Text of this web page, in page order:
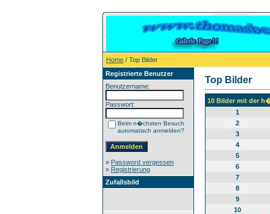
Home / Top Bilder
Registrierte Benutzer
Benutzername:
Passwort:
Beim n�chsten Besuch
automatisch anmelden?
» Password vergessen
» Registrierung
Zufallsbild
Top Bilder
10 Bilder mit der
1
2
3
4
5
6
7
8
9
10